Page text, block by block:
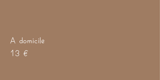
A domicile
13 €